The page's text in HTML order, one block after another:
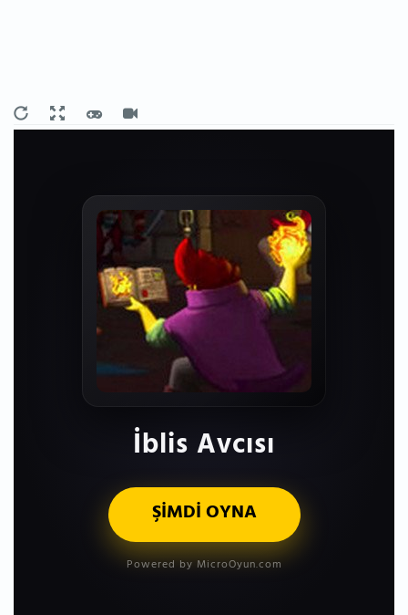
İblis Avcısı
ŞİMDİ OYNA
Powered by MicroOyun.com